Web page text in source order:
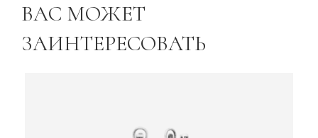
ВАС МОЖЕТ
ЗАИНТЕРЕСОВАТЬ